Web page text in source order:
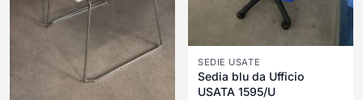
SEDIE USATE
Sedia blu da Ufficio
USATA 1595/U